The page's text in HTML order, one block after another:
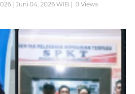
| Juni 04, 2026 WIB | 0Views